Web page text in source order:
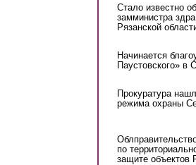
Стало известно
замминистра
Рязанской
Начинается
Паустовского» в
Прокуратура
режима охраны
по
защите объектов